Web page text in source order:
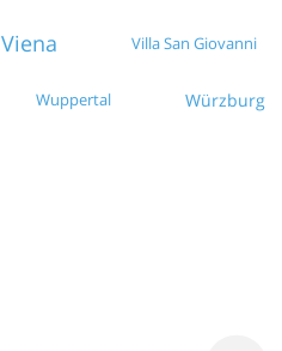
Viena Villa San Giovanni
Wuppertal Würzburg